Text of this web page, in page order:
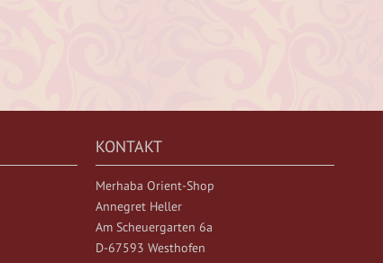
KONTAKT
Merhaba Orient-Shop
Annegret Heller
Am Scheuergarten 6a
D-67593 Westhofen